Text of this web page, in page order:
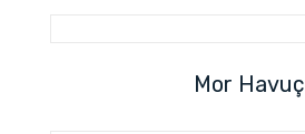
Mor Havuç